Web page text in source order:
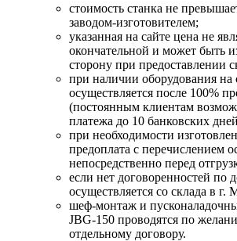
стоимость станка не
заводом-изготовителем;
указанная на сайте цена не
окончательной и может быть
сторону при предоставлении
при наличии оборудования на
осуществляется после 100%
(постоянным клиентам
платежа до 10 банковских
при необходимости
предоплата с перечислением
непосредственно перед
если нет договоренностей по
осуществляется со склада в г.
шеф-монтаж и
JBG-150 проводятся по
отдельному договору.